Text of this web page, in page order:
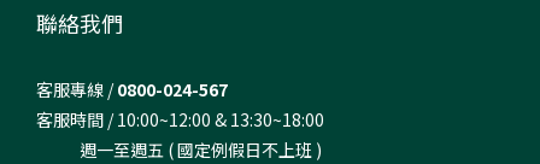
聯絡我們
客服專線 /0800-024-567
客服時間 / 10:00~12:00 & 13:30~18:00
週一至週五 ( 國定例假日不上班 )